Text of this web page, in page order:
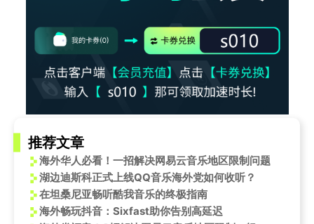
推荐文章
海外华人必看！一招解决网易云音乐地区限制问题
湖边迪斯科正式上线QQ音乐海外党如何收听？
在坦桑尼亚畅听酷我音乐的终极指南
海外畅玩抖音：Sixfast助你告别高延迟